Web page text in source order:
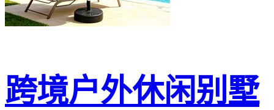
跨境户外休闲别墅